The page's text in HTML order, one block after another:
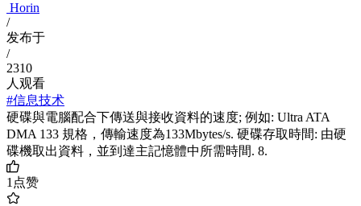
Horin
/
发布于
/
2310
人观看
#信息技术
硬碟與電腦配合下傳送與接收資料的速度; 例如: Ultra ATA
DMA 133 規格，傳輸速度為133Mbytes/s. 硬碟存取時間: 由硬
碟機取出資料，並到達主記憶體中所需時間. 8.
1点赞